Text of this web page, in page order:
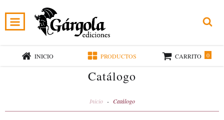
INICIO PRODUCTOS CARRITO 0
Catálogo
Inicio - Catálogo